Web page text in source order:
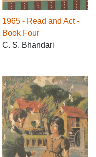
1965 - Read and Act -
Book Four
C. S. Bhandari